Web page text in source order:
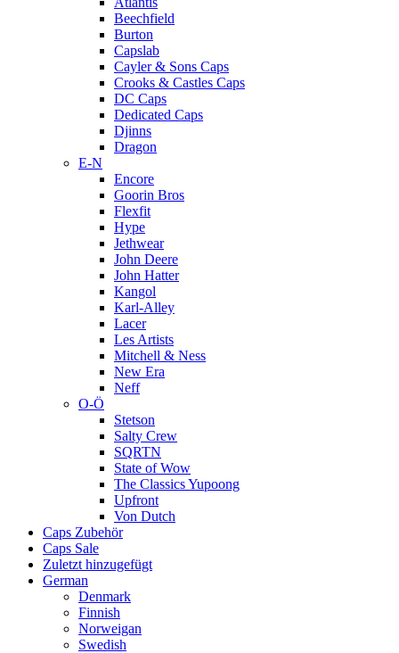
Beechfield
Burton
Capslab
Cayler & Sons Caps
Crooks & Castles Caps
DC Caps
Dedicated Caps
Djinns
Dragon
E-N
Encore
Goorin Bros
Flexfit
Hype
Jethwear
John Deere
John Hatter
Kangol
Karl-Alley
Lacer
Les Artists
Mitchell & Ness
New Era
Neff
O-Ö
Stetson
Salty Crew
SQRTN
State of Wow
The Classics Yupoong
Upfront
Von Dutch
Caps Zubehör
Caps Sale
Zuletzt hinzugefügt
German
Denmark
Finnish
Norweigan
Swedish